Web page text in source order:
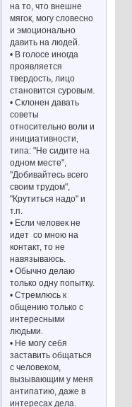
на то, что внешне
мягок, могу словесно
и эмоционально
давить на людей.
• В голосе иногда
проявляется
твердость, лицо
становится суровым.
• Склонен давать
советы
относительно воли и
инициативности,
типа: "Не сидите на
одном месте",
"Добивайтесь всего
своим трудом",
"Крутиться надо" и
т.п.
• Если человек не
идет со мною на
контакт, то не
навязываюсь.
• Обычно делаю
только одну попытку.
• Стремлюсь к
общению только с
интересными
людьми.
• Не могу себя
заставить общаться
с человеком,
вызывающим у меня
антипатию, даже в
интересах дела.